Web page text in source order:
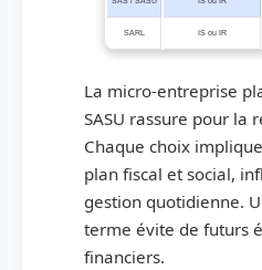
SARL IS ou IR
La micro-entreprise
SASU rassure pour la
Chaque choix
plan fiscal et social,
gestion quotidienne.
terme évite de futurs
financiers.